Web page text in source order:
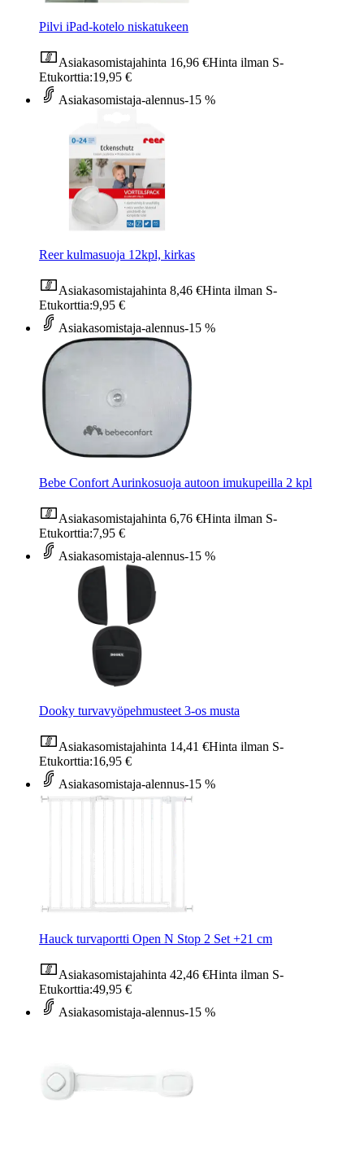
Pilvi iPad-kotelo niskatukeen
Asiakasomistajahinta 16,96 €Hinta ilman S-
Etukorttia:19,95 €
Asiakasomistaja-alennus-15 %
Reer kulmasuoja 12kpl, kirkas
Asiakasomistajahinta 8,46 €Hinta ilman S-
Etukorttia:9,95 €
Asiakasomistaja-alennus-15 %
Bebe Confort Aurinkosuoja autoon imukupeilla 2 kpl
Asiakasomistajahinta 6,76 €Hinta ilman S-
Etukorttia:7,95 €
Asiakasomistaja-alennus-15 %
Dooky turvavyöpehmusteet 3-os musta
Asiakasomistajahinta 14,41 €Hinta ilman S-
Etukorttia:16,95 €
Asiakasomistaja-alennus-15 %
Hauck turvaportti Open N Stop 2 Set +21 cm
Asiakasomistajahinta 42,46 €Hinta ilman S-
Etukorttia:49,95 €
Asiakasomistaja-alennus-15 %